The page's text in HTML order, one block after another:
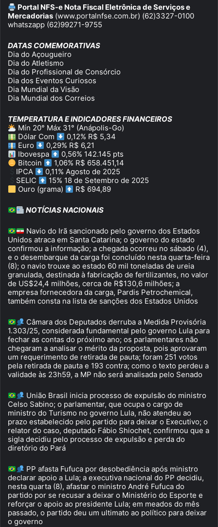
Portal NFS-e Nota Fiscal Eletrônica de Serviços e
Mercadorias (www.portalnfse.com.br) (62)3327-0100
whatszapp (62)99271-9755
DATAS COMEMORATIVAS
Dia do Açougueiro
Dia do Atletismo
Dia do Profissional de Consórcio
Dia dos Eventos Curiosos
Dia Mundial da Visão
Dia Mundial dos Correios
TEMPERATURA E INDICADORES FINANCEIROS
Mín 20° Máx 31° (Anápolis-Go)
Dólar Com
0,12% R$ 5,34
Euro
0,29% R$ 6,21
Ibovespa
0,56% 142.145 pts
Bitcoin
1,06% R$ 658.451,14
IPCA
0,11% Agosto de 2025
SELIC
15% 18 de Setembro de 2025
Ouro (grama)
R$ 694,89
NOTÍCIAS NACIONAIS
Navio do Irã sancionado pelo governo dos Estados
Unidos atraca em Santa Catarina; o governo do estado
confirmou a informação; a chegada ocorreu no sábado (4),
e o desembarque da carga foi concluído nesta quarta-feira
(8); o navio trouxe ao estado 60 mil toneladas de ureia
granulada, destinada à fabricação de fertilizantes, no valor
de US$24,4 milhões, cerca de R$130,6 milhões; a
empresa fornecedora da carga, Pardis Petrochemical,
também consta na lista de sanções dos Estados Unidos
Câmara dos Deputados derruba a Medida Provisória
1.303/25, considerada fundamental pelo governo Lula para
fechar as contas do próximo ano; os parlamentares não
chegaram a analisar o mérito da proposta, pois aprovaram
um requerimento de retirada de pauta; foram 251 votos
pela retirada de pauta e 193 contra; como o texto perdeu a
validade às 23h59, a MP não será analisada pelo Senado
União Brasil inicia processo de expulsão do ministro
Celso Sabino; o parlamentar, que ocupa o cargo de
ministro do Turismo no governo Lula, não atendeu ao
prazo estabelecido pelo partido para deixar o Executivo; o
relator do caso, deputado Fábio Shiochet, confirmou que a
sigla decidiu pelo processo de expulsão e perda do
diretório do Pará
PP afasta Fufuca por desobediência após ministro
declarar apoio a Lula; a executiva nacional do PP decidiu,
nesta quarta (8), afastar o ministro André Fufuca do
partido por se recusar a deixar o Ministério do Esporte e
reforçar o apoio ao presidente Lula; em meados do mês
passado, o partido deu um ultimato ao político para deixar
o governo